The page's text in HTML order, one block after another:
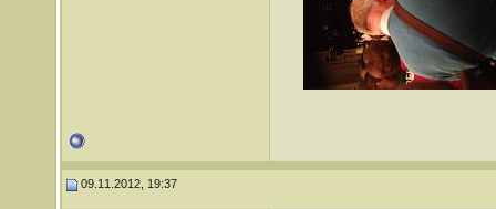
09.11.2012, 19:37